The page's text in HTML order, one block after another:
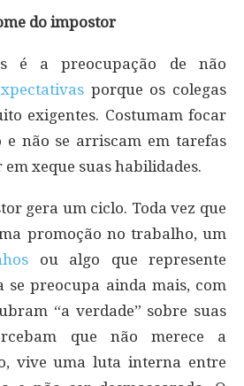
do impostor
é a preocupação de não
porque os colegas
exigentes. Costumam focar
não se arriscam em tarefas
xeque suas habilidades.
gera um ciclo. Toda vez que
promoção no trabalho, um
ou algo que represente
se preocupa ainda mais, com
“a verdade” sobre suas
que não merece a
vive uma luta interna entre